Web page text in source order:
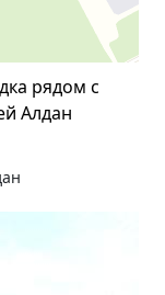
рядом с
Алдан